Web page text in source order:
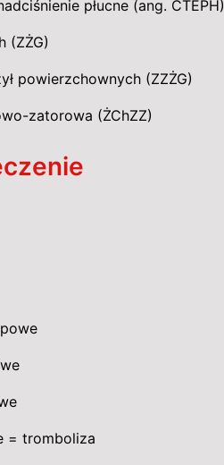
płucne (ang. CTEPH)
(ZŻG)
powierzchownych (ZZŻG)
zatorowa (ŻChZZ)
= tromboliza